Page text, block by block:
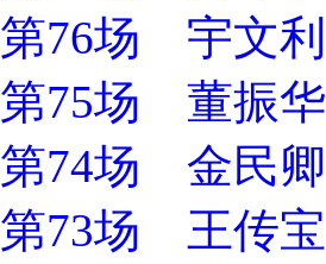
第76场 宇文利
第75场 董振华
第74场 金民卿
第73场 王传宝